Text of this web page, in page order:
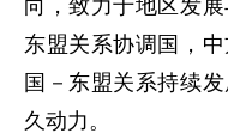
向，致力于地区发
东盟关系协调国，
国－东盟关系持续
久动力。